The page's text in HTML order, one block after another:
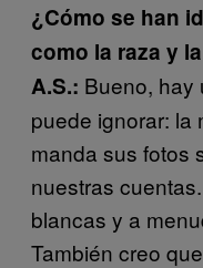
¿Cómo se han
como la raza y
A.S.: Bueno, hay
puede ignorar: la
manda sus fotos
nuestras
blancas y a
También creo